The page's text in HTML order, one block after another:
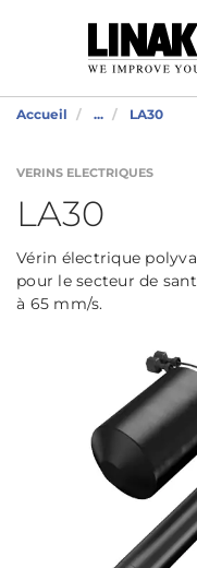
Accueil ... LA30
VERINS ELECTRIQUES
LA30
Vérin électrique
pour le secteur de
à 65 mm/s.